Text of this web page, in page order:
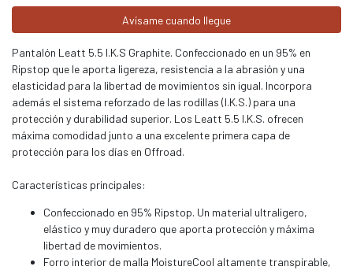
Avísame cuando llegue
Pantalón Leatt 5.5 I.K.S Graphite. Confeccionado en un 95% en
Ripstop que le aporta ligereza, resistencia a la abrasión y una
elasticidad para la libertad de movimientos sin igual. Incorpora
además el sistema reforzado de las rodillas (I.K.S.) para una
protección y durabilidad superior. Los Leatt 5.5 I.K.S. ofrecen
máxima comodidad junto a una excelente primera capa de
protección para los días en Offroad.
Características principales:
Confeccionado en 95% Ripstop. Un material ultraligero,
elástico y muy duradero que aporta protección y máxima
libertad de movimientos.
Forro interior de malla MoistureCool altamente transpirable,